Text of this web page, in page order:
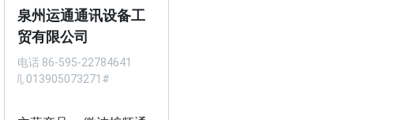
泉州运通通讯设备工
贸有限公司
电话 86-595-22784641
手机 013905073271#